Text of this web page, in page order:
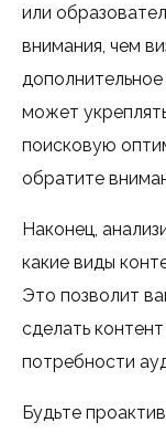
или
внимания, чем
может
поисковую
обратите
Наконец,
какие виды
Это позволит
сделать
потребности
Будьте